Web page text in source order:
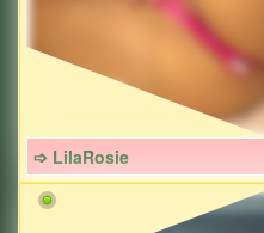
➩ LilaRosie